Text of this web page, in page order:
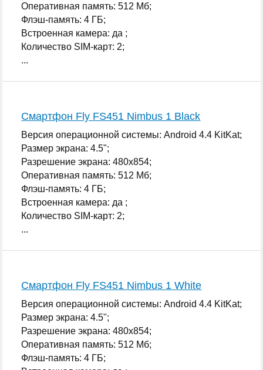
Оперативная память: 512 Мб;
Флэш-память: 4 ГБ;
Встроенная камера: да ;
Количество SIM-карт: 2;
...
Смартфон Fly FS451 Nimbus 1 Black
Версия операционной системы: Android 4.4 KitKat;
Размер экрана: 4.5";
Разрешение экрана: 480x854;
Оперативная память: 512 Мб;
Флэш-память: 4 ГБ;
Встроенная камера: да ;
Количество SIM-карт: 2;
...
Смартфон Fly FS451 Nimbus 1 White
Версия операционной системы: Android 4.4 KitKat;
Размер экрана: 4.5";
Разрешение экрана: 480x854;
Оперативная память: 512 Мб;
Флэш-память: 4 ГБ;